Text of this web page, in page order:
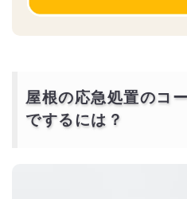
屋根の応急処置のコ
でするには？